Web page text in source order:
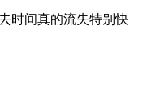
时间真的流失特别快